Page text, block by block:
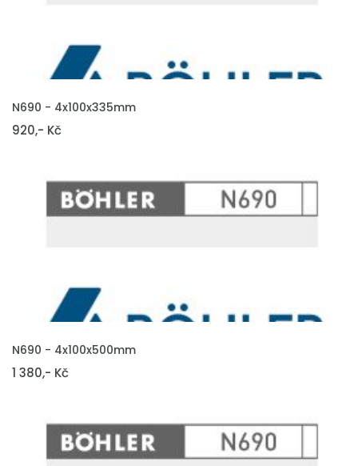
VLOŽIT DO KOŠÍKU
N690 - 4x100x335mm
920,- Kč
VLOŽIT DO KOŠÍKU
N690 - 4x100x500mm
1 380,- Kč